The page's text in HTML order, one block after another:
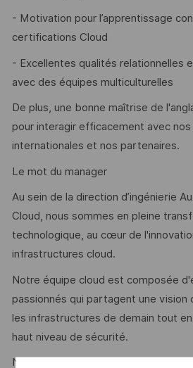
- Motivation pour l’apprentissage
certifications Cloud
- Excellentes qualités relationnelles
avec des équipes multiculturelles
De plus, une bonne maîtrise de
pour interagir efficacement avec nos
internationales et nos partenaires.
Le mot du manager
Au sein de la direction d’ingénierie
Cloud, nous sommes en pleine
technologique, au cœur de
infrastructures cloud.
Notre équipe cloud est composée
passionnés qui partagent une vision
les infrastructures de demain tout
haut niveau de sécurité.
Nous collaborons avec des